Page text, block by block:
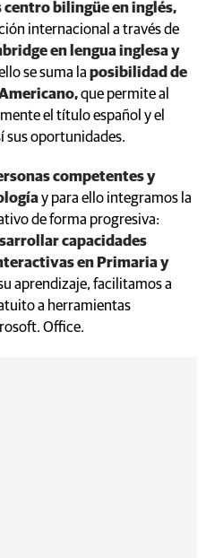
centro bilingüe en inglés,
internacional a través de
en lengua inglesa y
se suma la posibilidad de
que permite al
el título español y el
sus oportunidades.
competentes y
y para ello integramos la
de forma progresiva:
capacidades
en Primaria y
aprendizaje, facilitamos a
a herramientas
Office.